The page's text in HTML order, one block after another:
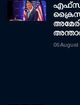
06 August